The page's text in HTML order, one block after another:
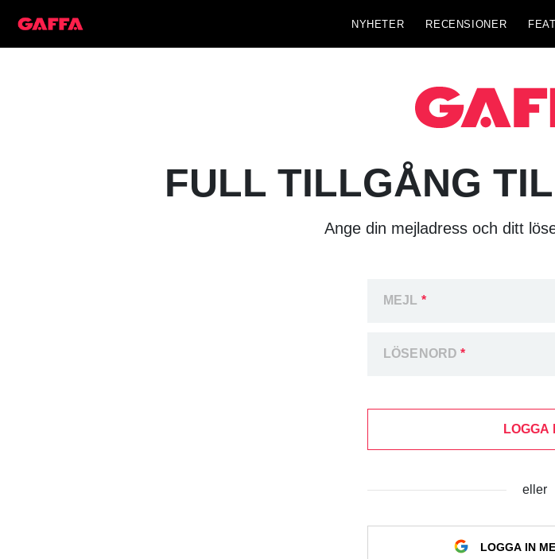
NYHETER RECENSIONER
FULL TILLGÅNG
Ange din mejladress och ditt
MEJL *
LÖSENORD*
LOGGA
eller
LOGGA IN